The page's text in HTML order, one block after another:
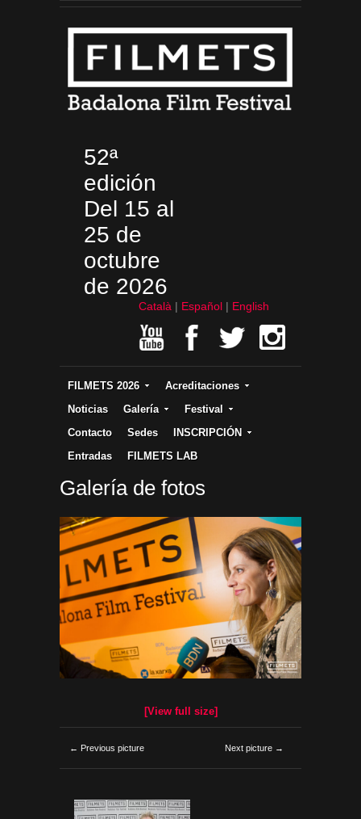
52ª
edición
Del 15 al
25 de
octubre
de 2026
Català Español English
FILMETS 2026
Acreditaciones
Noticias
Galería
Festival
Contacto
Sedes
INSCRIPCIÓN
Entradas
FILMETS LAB
Galería de fotos
[View full size]
← Previous picture Next picture →